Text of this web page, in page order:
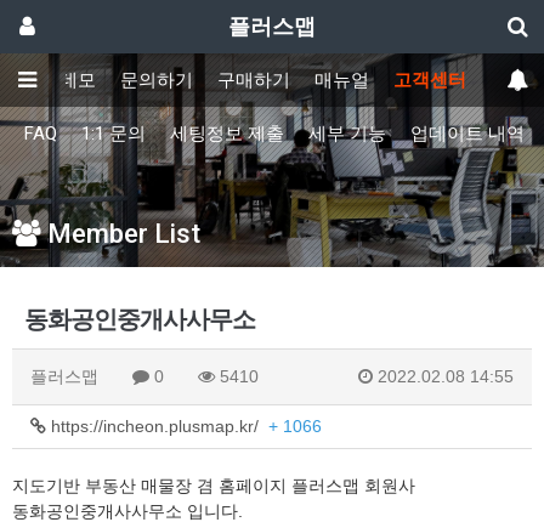
플러스맵
능 데모 문의하기 구매하기 매뉴얼 고객센터
FAQ 1:1 문의 세팅정보 제출 세부 기능 업데이트 내역
Member List
동화공인중개사사무소
플러스맵 0 5410 2022.02.08 14:55
https://incheon.plusmap.kr/ + 1066
지도기반 부동산 매물장 겸 홈페이지 플러스맵 회원사
동화공인중개사사무소 입니다.